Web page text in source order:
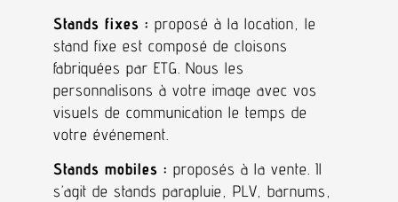
Stands fixes : proposé à la location, le
stand fixe est composé de cloisons
fabriquées par ETG. Nous les
personnalisons à votre image avec vos
visuels de communication le temps de
votre événement.
Stands mobiles : proposés à la vente. Il
s’agit de stands parapluie, PLV, barnums,